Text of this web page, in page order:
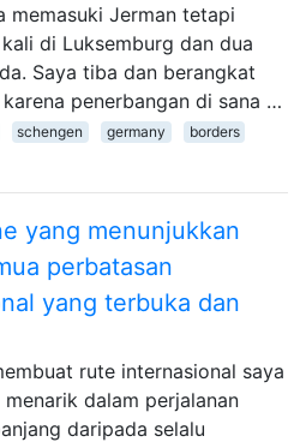
memasuki Jerman tetapi
di Luksemburg dan dua
Saya tiba dan berangkat
penerbangan di sana …
schengen germany
borders
yang menunjukkan
perbatasan
yang terbuka dan
rute internasional saya
dalam perjalanan
daripada selalu